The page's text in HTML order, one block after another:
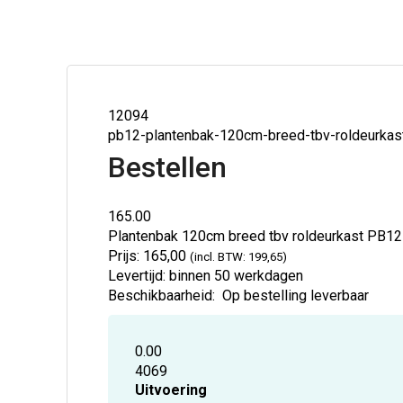
12094
pb12-plantenbak-120cm-breed-tbv-
Bestellen
165.00
Plantenbak 120cm breed tbv roldeurkast PB12
Prijs: 165,00 (incl. BTW: 199,65)
Levertijd: binnen 50 werkdagen
Beschikbaarheid: Op bestelling leverbaar
0.00
4069
Uitvoering